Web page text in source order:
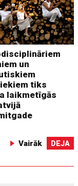
un
tiks
laikmetīgās
Vairāk DEJA